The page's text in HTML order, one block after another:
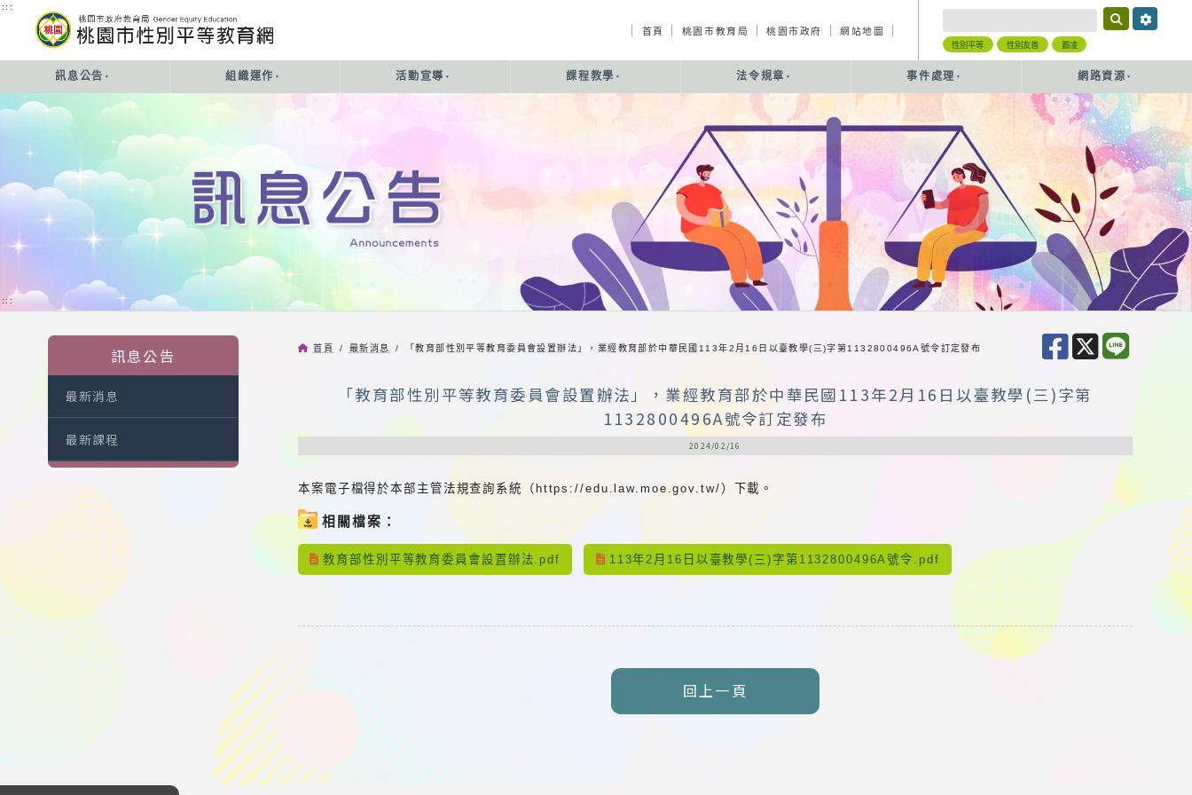
:::
首頁 桃園市教育局 桃園市政府 網站地圖
性別平等 性別友善 霸凌
訊息公告 組織運作 活動宣導 課程教學 法令規章 事件處理 網路資源
:::
訊息公告
最新消息
最新課程
首頁 / 最新消息 / 「教育部性別平等教育委員會設置辦法」，業經教育部於中華民國113年2月16日以臺教學(三)字第1132800496A號令訂定發布
「教育部性別平等教育委員會設置辦法」，業經教育部於中華民國113年2月16日以臺教學(三)字第
1132800496A號令訂定發布
2024/02/16
本案電子檔得於本部主管法規查詢系統（https://edu.law.moe.gov.tw/）下載。
相關檔案：
教育部性別平等教育委員會設置辦法.pdf 113年2月16日以臺教學(三)字第1132800496A號令.pdf
回上一頁
:::